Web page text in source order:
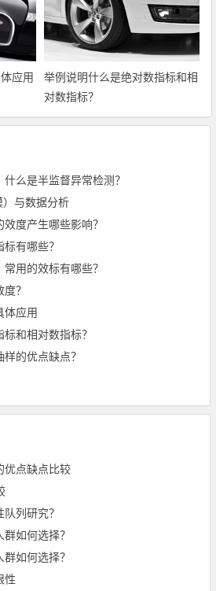
应用
举例说明什么是绝对数指标和相
对数指标？
么是半监督异常检测？
）与数据分析
度产生哪些影响？
有哪些？
用的效标有哪些？
？
体应用
和相对数指标？
的优点缺点？
优点缺点比较
列研究？
如何选择？
如何选择？
性